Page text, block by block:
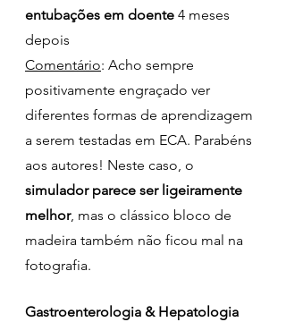
entubações em doente 4 meses
depois
Comentário: Acho sempre
positivamente engraçado ver
diferentes formas de aprendizagem
a serem testadas em ECA. Parabéns
aos autores! Neste caso, o
simulador parece ser ligeiramente
melhor, mas o clássico bloco de
madeira também não ficou mal na
fotografia.
Gastroenterologia & Hepatologia